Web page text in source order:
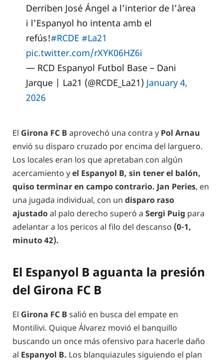
Derriben José Ángel a l’interior de l’àrea
i l’Espanyol ho intenta amb el
refús!#RCDE #La21
pic.twitter.com/rXYK06HZ6i
— RCD Espanyol Futbol Base – Dani
Jarque | La21 (@RCDE_La21) January 4,
2026
El Girona FC B aprovechó una contra y Pol Arnau
envió su disparo cruzado por encima del larguero.
Los locales eran los que apretaban con algún
acercamiento yel Espanyol B, sin tener el balón,
quiso terminar en campo contrario. Jan Peries, en
una jugada individual, con un disparo raso
ajustadoal palo derecho superó a Sergi Puig para
adelantar a los pericos al filo del descanso (0-1,
minuto 42).
El Espanyol B aguanta la presión
del Girona FC B
El Girona FC B salió en busca del empate en
Montilivi. Quique Álvarez movió el banquillo
buscando un once más ofensivo para hacerle daño
al Espanyol B. Los blanquiazules siguiendo el plan